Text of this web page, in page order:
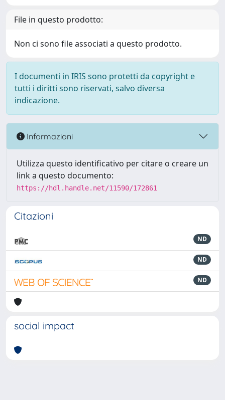
File in questo prodotto:
Non ci sono file associati a questo prodotto.
I documenti in IRIS sono protetti da copyright e
tutti i diritti sono riservati, salvo diversa
indicazione.
Informazioni
Utilizza questo identificativo per citare o creare un
link a questo documento:
https://hdl.handle.net/11590/172861
Citazioni
ND
ND
ND
social impact